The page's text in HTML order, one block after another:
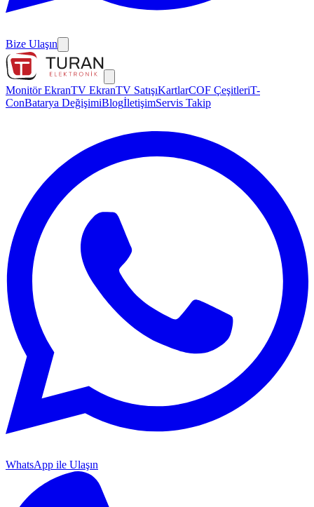
Bize Ulaşın
Monitör EkranTV EkranTV SatışıKartlarCOF ÇeşitleriT-
ConBatarya DeğişimiBlogİletişimServis Takip
WhatsApp ile Ulaşın